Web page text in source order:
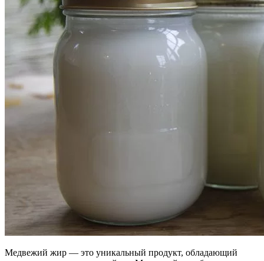
Медвежий жир — это уникальный продукт, обладающий